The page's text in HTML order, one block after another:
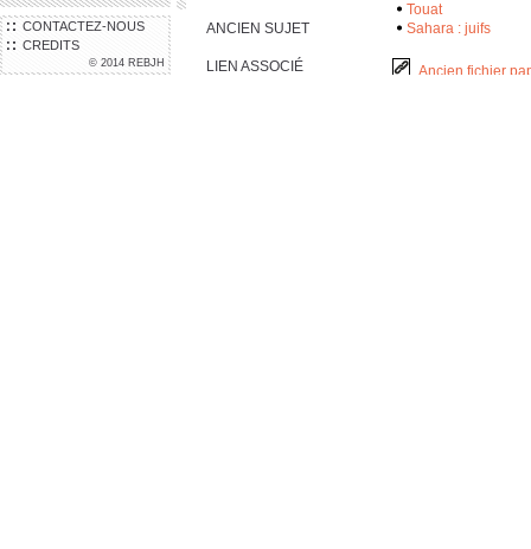
CONTACTEZ-NOUS
CREDITS
© 2014 REBJH
Touat
ANCIEN SUJET
Sahara : juifs
LIEN ASSOCIÉ Ancien fichier